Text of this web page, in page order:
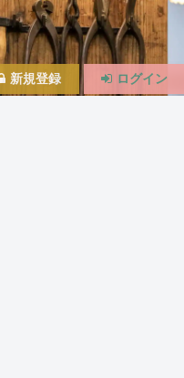
新規登録 ログイン